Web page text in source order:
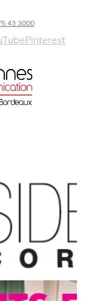
43 3000
Pinterest